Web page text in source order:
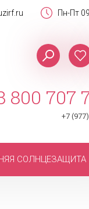
Пн-Пт
800 707
+7
СОЛНЦЕЗАЩИТА